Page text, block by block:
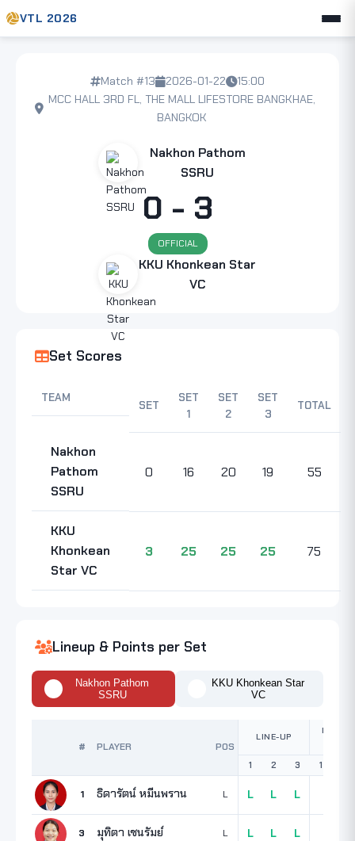
VTL 2026
Match #13 2026-01-22
15:00
MCC HALL 3RD FL, THE MALL LIFESTORE BANGKHAE,
BANGKOK
Nakhon Pathom
SSRU
0 - 3
OFFICIAL
KKU Khonkean Star
VC
Set Scores
TEAM
SET
SET
1
SET
2
SET
3
TOTAL
Nakhon
Pathom
SSRU
0 16 20 19 55
KKU
Khonkean
Star VC
3 25 25 25 75
Lineup & Points per Set
Nakhon Pathom
SSRU
KKU Khonkean Star
VC
# PLAYER POS
LINE-UP
1 2 3 1
1 ธิดารัตน์ หมีนพราน L L L L
3 มุทิตา เชนรัมย์ L L L L